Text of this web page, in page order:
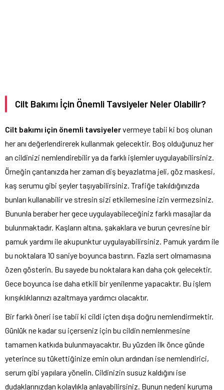
Cilt Bakımı İçin Önemli Tavsiyeler Neler Olabilir?
Cilt bakımı için önemli tavsiyelervermeye tabii ki boş olunan
her anı değerlendirerek kullanmak gelecektir. Boş olduğunuz her
an cildinizi nemlendirebilir ya da farklı işlemler uygulayabilirsiniz.
Örneğin çantanızda her zaman diş beyazlatma jeli, göz maskesi,
kaş serumu gibi şeyler taşıyabilirsiniz. Trafiğe takıldığınızda
bunları kullanabilir ve stresin sizi etkilemesine izin vermezsiniz.
Bununla beraber her gece uygulayabileceğiniz farklı masajlar da
bulunmaktadır. Kaşların altına, şakaklara ve burun çevresine bir
pamuk yardımı ile akupunktur uygulayabilirsiniz. Pamuk yardım ile
bu noktalara 10 saniye boyunca bastırın. Fazla sert olmamasına
özen gösterin. Bu sayede bu noktalara kan daha çok gelecektir.
Gece boyunca ise daha etkili bir yenilenme yapacaktır. Bu işlem
kırışıklıklarınızı azaltmaya yardımcı olacaktır.
Bir farklı öneri ise tabii ki cildi içten dışa doğru nemlendirmektir.
Günlük ne kadar su içerseniz için bu cildin nemlenmesine
tamamen katkıda bulunmayacaktır. Bu yüzden ilk önce günde
yeterince su tükettiğinize emin olun ardından ise nemlendirici,
serum gibi yapılara yönelin. Cildinizin susuz kaldığını ise
dudaklarınızdan kolaylıkla anlayabilirsiniz. Bunun nedeni kuruma